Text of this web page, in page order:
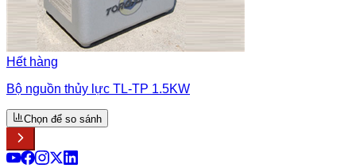
Hết hàng
Bộ nguồn thủy lực TL-TP 1.5KW
Chọn để so sánh